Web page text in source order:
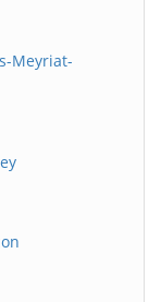
Meyriat-